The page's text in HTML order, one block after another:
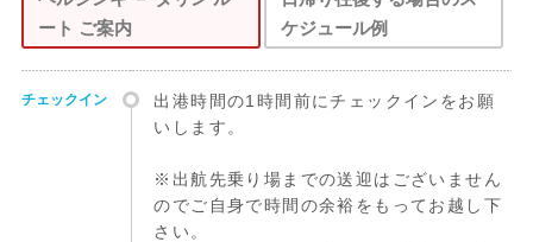
ート ご案内
チェックイン
出港時間の1時間前にチェックインをお願
いします。
※出航先乗り場までの送迎はございません
のでご自身で時間の余裕をもってお越し下
さい。
ケジュール例